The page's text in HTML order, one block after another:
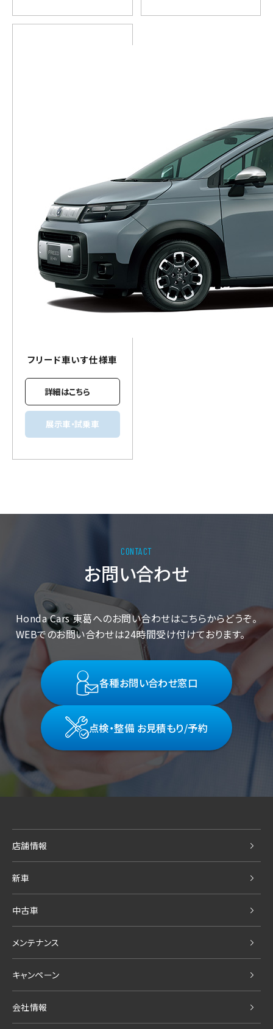
フリード車いす仕様車
詳細はこちら
展示車・試乗車
お問い合わせ
Honda Cars 東葛へのお問い合わせはこちらからどうぞ。
WEBでのお問い合わせは24時間受け付けております。
各種お問い合わせ窓口
点検・整備 お見積もり/予約
店舗情報
新車
中古車
メンテナンス
キャンペーン
会社情報